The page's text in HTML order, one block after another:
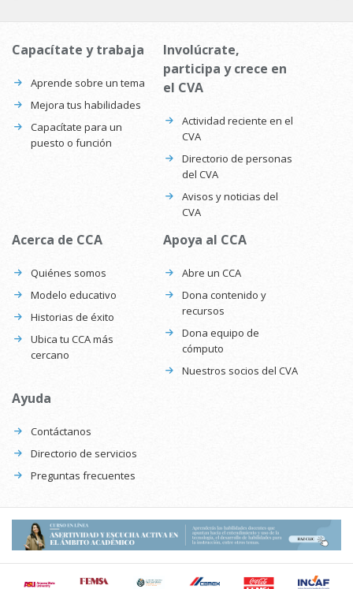
Capacítate y trabaja
Aprende sobre un tema
Mejora tus habilidades
Capacítate para un
puesto o función
Involúcrate,
participa y crece en
el CVA
Actividad reciente en el
CVA
Directorio de personas
del CVA
Avisos y noticias del
CVA
Acerca de CCA
Quiénes somos
Modelo educativo
Historias de éxito
Ubica tu CCA más
cercano
Apoya al CCA
Abre un CCA
Dona contenido y
recursos
Dona equipo de
cómputo
Nuestros socios del CVA
Ayuda
Contáctanos
Directorio de servicios
Preguntas frecuentes